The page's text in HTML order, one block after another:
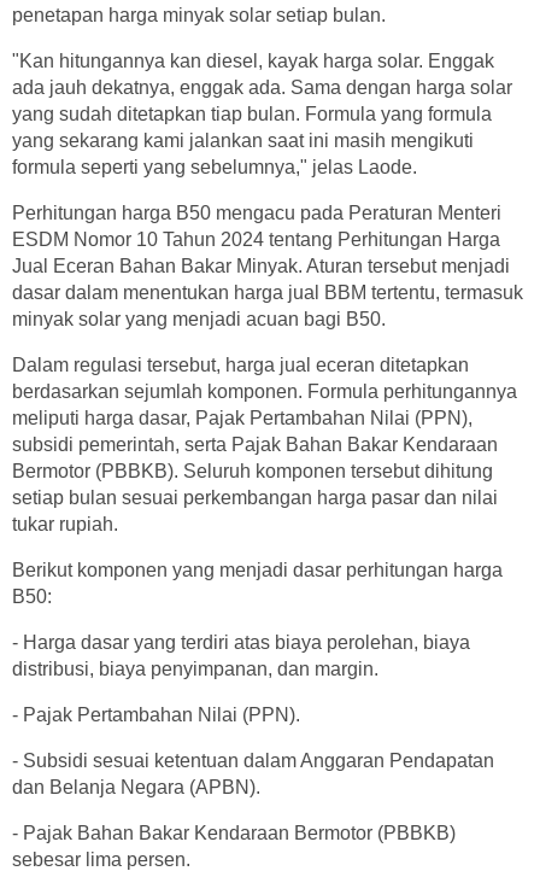
penetapan harga minyak solar setiap bulan.
"Kan hitungannya kan diesel, kayak harga solar. Enggak
ada jauh dekatnya, enggak ada. Sama dengan harga solar
yang sudah ditetapkan tiap bulan. Formula yang formula
yang sekarang kami jalankan saat ini masih mengikuti
formula seperti yang sebelumnya," jelas Laode.
Perhitungan harga B50 mengacu pada Peraturan Menteri
ESDM Nomor 10 Tahun 2024 tentang Perhitungan Harga
Jual Eceran Bahan Bakar Minyak. Aturan tersebut menjadi
dasar dalam menentukan harga jual BBM tertentu, termasuk
minyak solar yang menjadi acuan bagi B50.
Dalam regulasi tersebut, harga jual eceran ditetapkan
berdasarkan sejumlah komponen. Formula perhitungannya
meliputi harga dasar, Pajak Pertambahan Nilai (PPN),
subsidi pemerintah, serta Pajak Bahan Bakar Kendaraan
Bermotor (PBBKB). Seluruh komponen tersebut dihitung
setiap bulan sesuai perkembangan harga pasar dan nilai
tukar rupiah.
Berikut komponen yang menjadi dasar perhitungan harga
B50:
- Harga dasar yang terdiri atas biaya perolehan, biaya
distribusi, biaya penyimpanan, dan margin.
- Pajak Pertambahan Nilai (PPN).
- Subsidi sesuai ketentuan dalam Anggaran Pendapatan
dan Belanja Negara (APBN).
- Pajak Bahan Bakar Kendaraan Bermotor (PBBKB)
sebesar lima persen.